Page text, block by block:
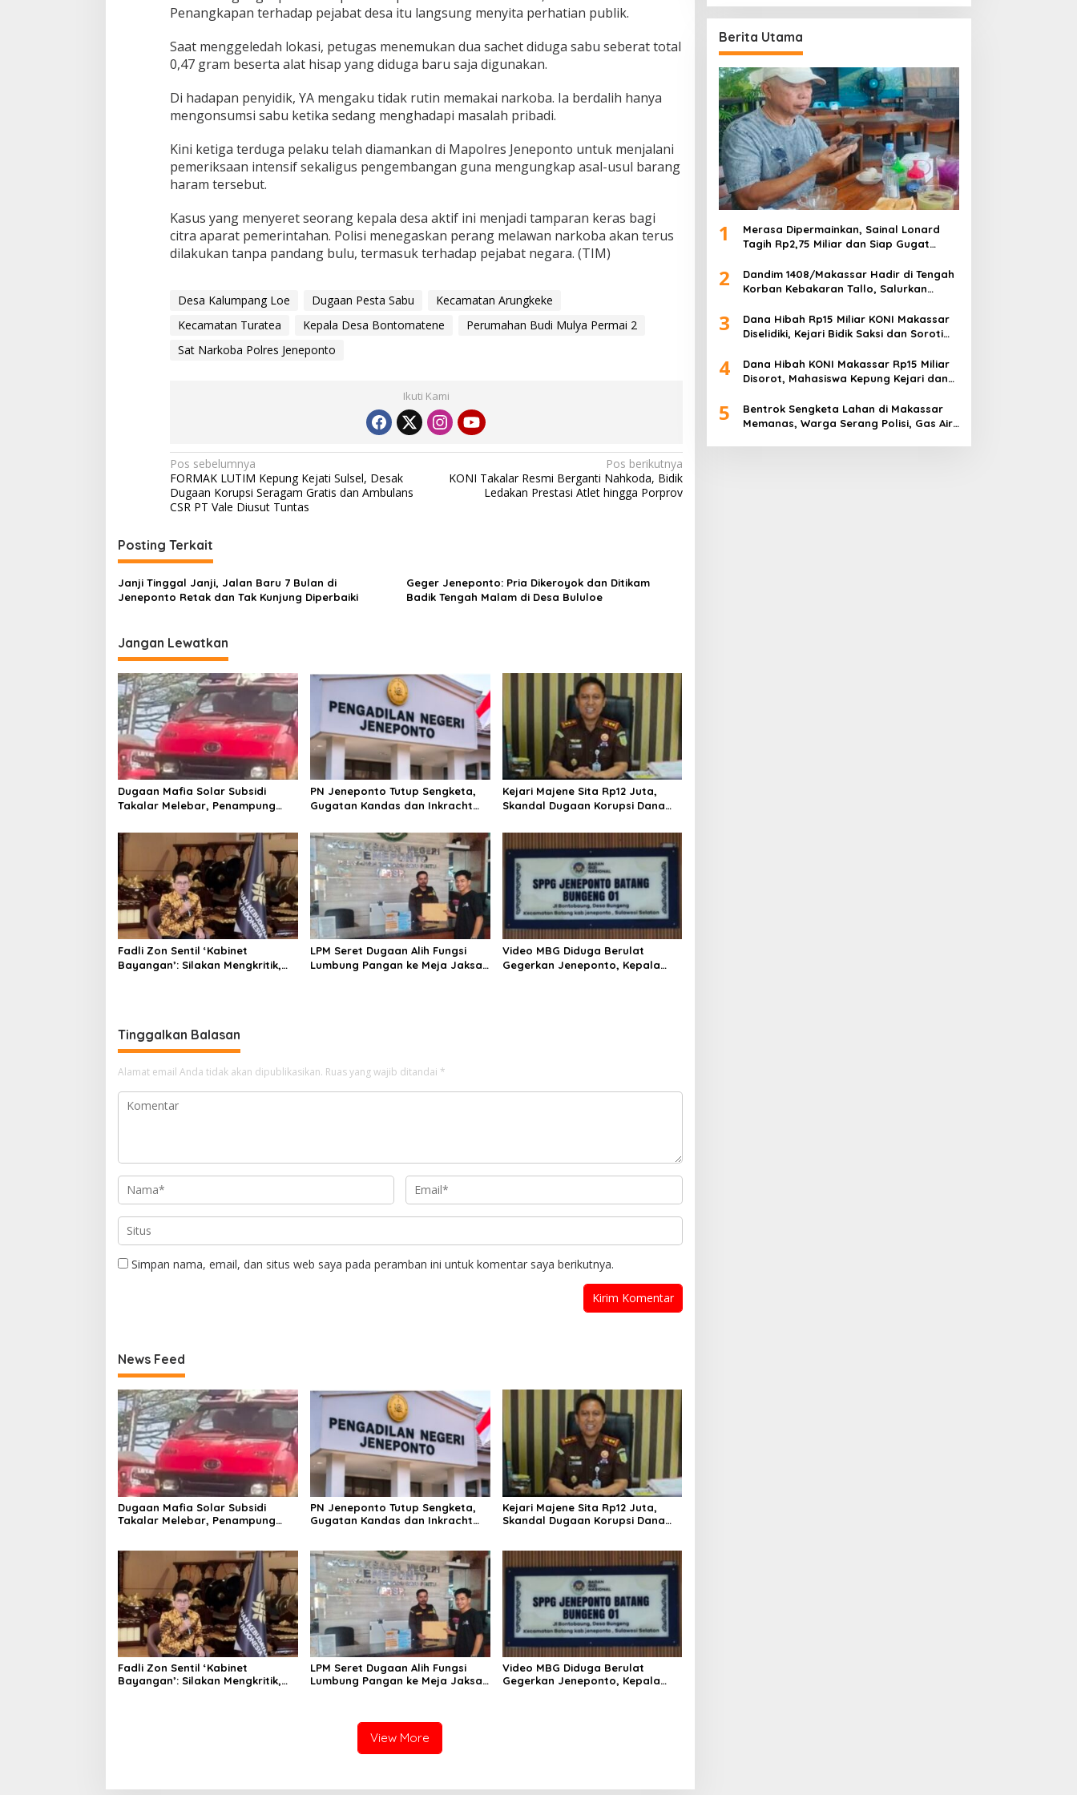
i
i
Penangkapan terhadap pejabat desa itu langsung menyita perhatian publik.
Saat menggeledah lokasi, petugas menemukan dua sachet diduga sabu seberat total
0,47 gram beserta alat hisap yang diduga baru saja digunakan.
Di hadapan penyidik, YA mengaku tidak rutin memakai narkoba. Ia berdalih hanya
mengonsumsi sabu ketika sedang menghadapi masalah pribadi.
Kini ketiga terduga pelaku telah diamankan di Mapolres Jeneponto untuk menjalani
pemeriksaan intensif sekaligus pengembangan guna mengungkap asal-usul barang
haram tersebut.
Kasus yang menyeret seorang kepala desa aktif ini menjadi tamparan keras bagi
citra aparat pemerintahan. Polisi menegaskan perang melawan narkoba akan terus
dilakukan tanpa pandang bulu, termasuk terhadap pejabat negara. (TIM)
Desa Kalumpang Loe Dugaan Pesta Sabu
Kecamatan Arungkeke
Kecamatan Turatea
Kepala Desa Bontomatene
Perumahan Budi Mulya Permai 2
Sat Narkoba Polres Jeneponto
Ikuti Kami
N
a
v
i
g
a
s
p
o
s
Pos sebelumnya
FORMAK LUTIM Kepung Kejati Sulsel, Desak
Dugaan Korupsi Seragam Gratis dan Ambulans
CSR PT Vale Diusut Tuntas
Pos berikutnya
KONI Takalar Resmi Berganti Nahkoda, Bidik
Ledakan Prestasi Atlet hingga Porprov
Posting Terkait
Janji Tinggal Janji, Jalan Baru 7 Bulan di
Jeneponto Retak dan Tak Kunjung Diperbaiki
Geger Jeneponto: Pria Dikeroyok dan Ditikam
Badik Tengah Malam di Desa Bululoe
Jangan Lewatkan
Dugaan Mafia Solar Subsidi
Takalar Melebar, Penampung
PN Jeneponto Tutup Sengketa,
Gugatan Kandas dan Inkracht
Kejari Majene Sita Rp12 Juta,
Skandal Dugaan Korupsi Dana
Fadli Zon Sentil ‘Kabinet
Bayangan’: Silakan Mengkritik,
LPM Seret Dugaan Alih Fungsi
Lumbung Pangan ke Meja Jaksa,
Video MBG Diduga Berulat
Gegerkan Jeneponto, Kepala
Tinggalkan Balasan
Alamat email Anda tidak akan dipublikasikan. Ruas yang wajib ditandai *
Simpan nama, email, dan situs web saya pada peramban ini untuk komentar saya berikutnya.
News Feed
Dugaan Mafia Solar Subsidi
Takalar Melebar, Penampung
PN Jeneponto Tutup Sengketa,
Gugatan Kandas dan Inkracht
Kejari Majene Sita Rp12 Juta,
Skandal Dugaan Korupsi Dana
Fadli Zon Sentil ‘Kabinet
Bayangan’: Silakan Mengkritik,
LPM Seret Dugaan Alih Fungsi
Lumbung Pangan ke Meja Jaksa,
Video MBG Diduga Berulat
Gegerkan Jeneponto, Kepala
View More
Berita Utama
1
Merasa Dipermainkan, Sainal Lonard
Tagih Rp2,75 Miliar dan Siap Gugat
2
Dandim 1408/Makassar Hadir di Tengah
Korban Kebakaran Tallo, Salurkan
3
Dana Hibah Rp15 Miliar KONI Makassar
Diselidiki, Kejari Bidik Saksi dan Soroti
4
Dana Hibah KONI Makassar Rp15 Miliar
Disorot, Mahasiswa Kepung Kejari dan
5
Bentrok Sengketa Lahan di Makassar
Memanas, Warga Serang Polisi, Gas Air